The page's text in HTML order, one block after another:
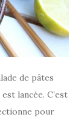
de pâtes
lancée. C’est
pour